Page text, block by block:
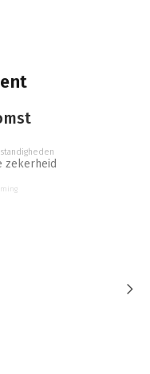
van personeel is
zekerheid